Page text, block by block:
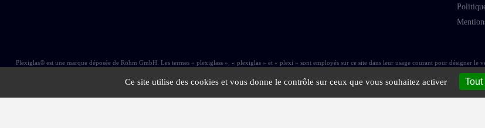
Plexiglas® est une marque déposée de Röhm GmbH. Les termes « plexiglass », « plexiglas » et « plexi » sont employés sur ce site dans leur usage courant pour désigner
Copyright © 2026 Plexilux - Tous droits réservés
Site réalisé par2MWeb
Ce site utilise des cookies et vous donne le contrôle sur ceux que vous souhaitez activer